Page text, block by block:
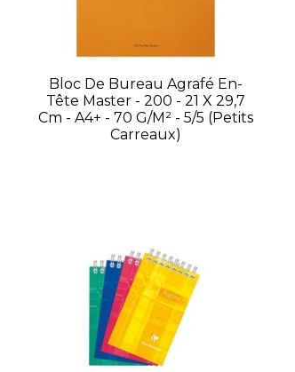
Bloc De Bureau Agrafé En-
Tête Master - 200 - 21 X 29,7
Cm - A4+ - 70 G/m² - 5/5 (petits
Carreaux)